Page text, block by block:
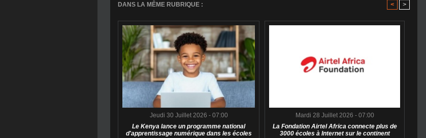
DANS LA MÊME RUBRIQUE : < >
Jeudi 30 Juillet 2026 - 07:00
Le Kenya lance un programme national
d'apprentissage numérique dans les écoles
Mardi 28 Juillet 2026 - 07:00
La Fondation Airtel Africa connecte plus de
3000 écoles à Internet sur le continent